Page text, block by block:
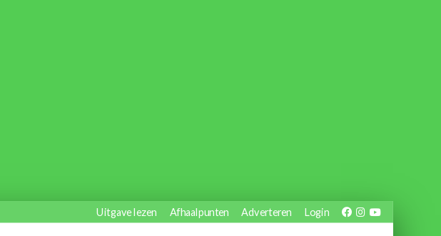
Uitgave lezen Afhaalpunten Adverteren Login